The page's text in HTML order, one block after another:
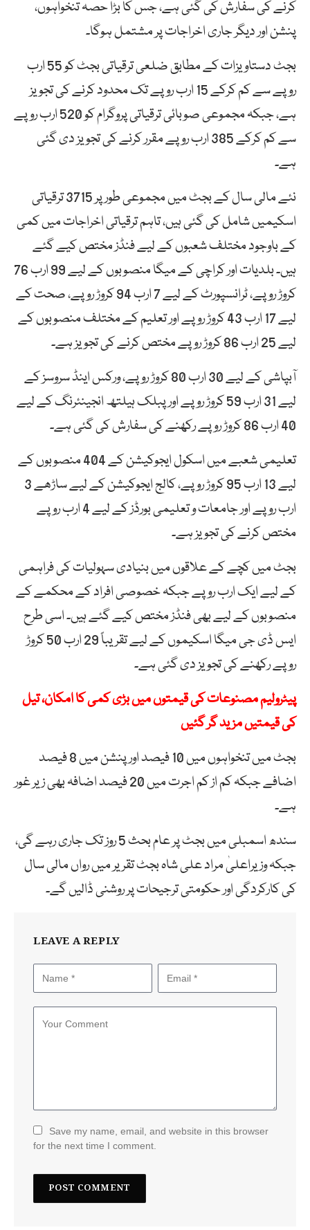
کرنے کی سفارش کی گئی ہے، جس کا بڑا حصہ تنخواہوں،
پنشن اور دیگر جاری اخراجات پر مشتمل ہوگا۔
بجٹ دستاویزات کے مطابق ضلعی ترقیاتی بجٹ کو 55 ارب
روپے سے کم کرکے 15 ارب روپے تک محدود کرنے کی تجویز
ہے، جبکہ مجموعی صوبائی ترقیاتی پروگرام کو 520 ارب روپے
سے کم کرکے 385 ارب روپے مقرر کرنے کی تجویز دی گئی
ہے۔
نئے مالی سال کے بجٹ میں مجموعی طور پر 3715 ترقیاتی
اسکیمیں شامل کی گئی ہیں، تاہم ترقیاتی اخراجات میں کمی
کے باوجود مختلف شعبوں کے لیے فنڈز مختص کیے گئے
ہیں۔ بلدیات اور کراچی کے میگا منصوبوں کے لیے 99 ارب 76
کروڑ روپے، ٹرانسپورٹ کے لیے 7 ارب 94 کروڑ روپے، صحت کے
لیے 17 ارب 43 کروڑ روپے اور تعلیم کے مختلف منصوبوں کے
لیے 25 ارب 86 کروڑ روپے مختص کرنے کی تجویز ہے۔
آبپاشی کے لیے 30 ارب 80 کروڑ روپے، ورکس اینڈ سروسز کے
لیے 31 ارب 59 کروڑ روپے اور پبلک ہیلتھ انجینئرنگ کے لیے
40 ارب 86 کروڑ روپے رکھنے کی سفارش کی گئی ہے۔
تعلیمی شعبے میں اسکول ایجوکیشن کے 404 منصوبوں کے
لیے 13 ارب 95 کروڑ روپے، کالج ایجوکیشن کے لیے ساڑھے 3
ارب روپے اور جامعات و تعلیمی بورڈز کے لیے 4 ارب روپے
مختص کرنے کی تجویز ہے۔
بجٹ میں کچے کے علاقوں میں بنیادی سہولیات کی فراہمی
کے لیے ایک ارب روپے جبکہ خصوصی افراد کے محکمے کے
منصوبوں کے لیے بھی فنڈز مختص کیے گئے ہیں۔ اسی طرح
ایس ڈی جی میگا اسکیموں کے لیے تقریباً 29 ارب 50 کروڑ
روپے رکھنے کی تجویز دی گئی ہے۔
پیٹرولیم مصنوعات کی قیمتوں میں بڑی کمی کا امکان، تیل
کی قیمتیں مزید گر گئیں
بجٹ میں تنخواہوں میں 10 فیصد اور پنشن میں 8 فیصد
اضافے جبکہ کم از کم اجرت میں 20 فیصد اضافہ بھی زیر غور
ہے۔
سندھ اسمبلی میں بجٹ پر عام بحث 5 روز تک جاری رہے گی،
جبکہ وزیراعلیٰ مراد علی شاہ بجٹ تقریر میں رواں مالی سال
کی کارکردگی اور حکومتی ترجیحات پر روشنی ڈالیں گے۔
LEAVE A REPLY
Save my name, email, and website in this browser
for the next time I comment.